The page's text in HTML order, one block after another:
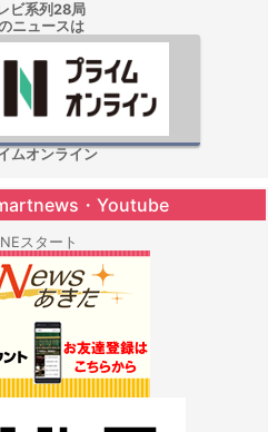
ビ系列28局
ニュースは
ムオンライン
・Youtube
スタート